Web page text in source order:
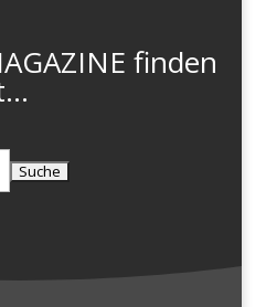
finden